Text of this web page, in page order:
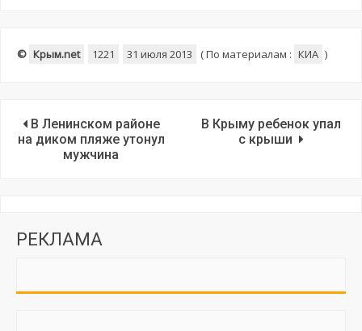
© Крым.net 1221 31 июля 2013 (По материалам : КИА )
В Ленинском районе
на диком пляже утонул
мужчина
В Крыму ребенок упал
с крыши
РЕКЛАМА